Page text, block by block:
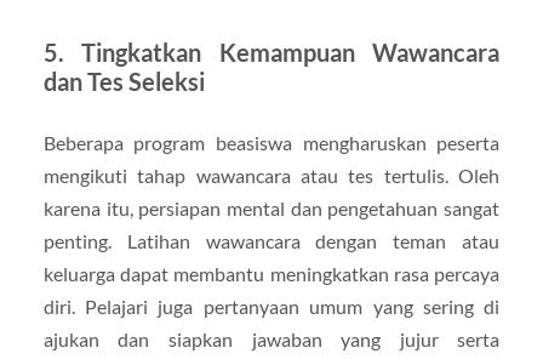
5. Tingkatkan Kemampuan Wawancara
dan Tes Seleksi
Beberapa program beasiswa mengharuskan peserta
mengikuti tahap wawancara atau tes tertulis. Oleh
karena itu, persiapan mental dan pengetahuan sangat
penting. Latihan wawancara dengan teman atau
keluarga dapat membantu meningkatkan rasa percaya
diri. Pelajari juga pertanyaan umum yang sering di
ajukan dan siapkan jawaban yang jujur serta